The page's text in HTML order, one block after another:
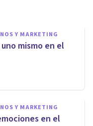
Y MARKETING
mismo en el
Y MARKETING
en el
Y MARKETING
4